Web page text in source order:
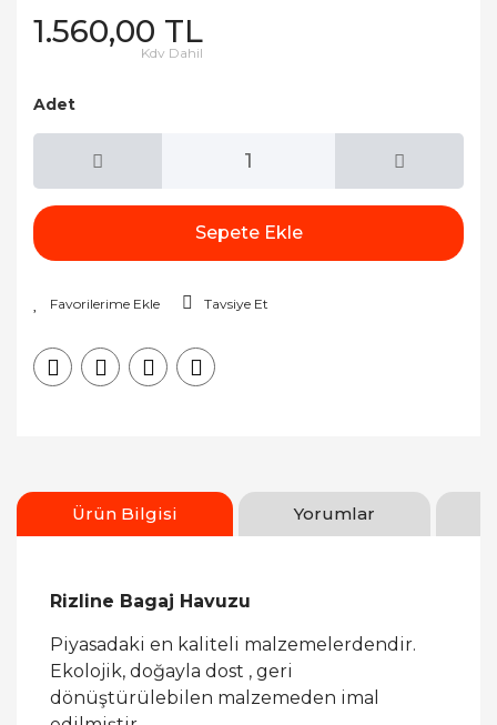
1.560,00 TL
Kdv Dahil
Adet
Sepete Ekle
Tavsiye Et
Ürün Bilgisi Yorumlar
Rizline Bagaj Havuzu
Piyasadaki en kaliteli malzemelerdendir.
Ekolojik, doğayla dost , geri
dönüştürülebilen malzemeden imal